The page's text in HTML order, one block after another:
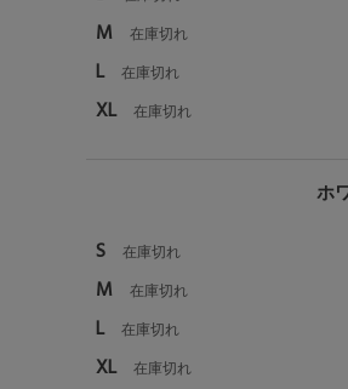
M 在庫切れ
L 在庫切れ
XL 在庫切れ
ホ
S 在庫切れ
M 在庫切れ
L 在庫切れ
XL 在庫切れ